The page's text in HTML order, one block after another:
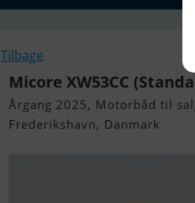
Tilbage
Micore XW53CC
Årgang 2025, Motorbåd til
Frederikshavn, Danmark